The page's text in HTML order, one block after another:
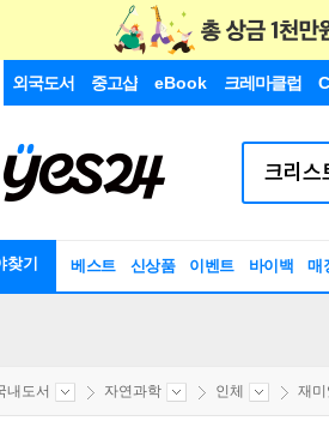
외국도서 중고샵 eBook 크레마클럽
찾기 베스트 신상품 이벤트 바이백 매
내도서 자연과학 인체 재